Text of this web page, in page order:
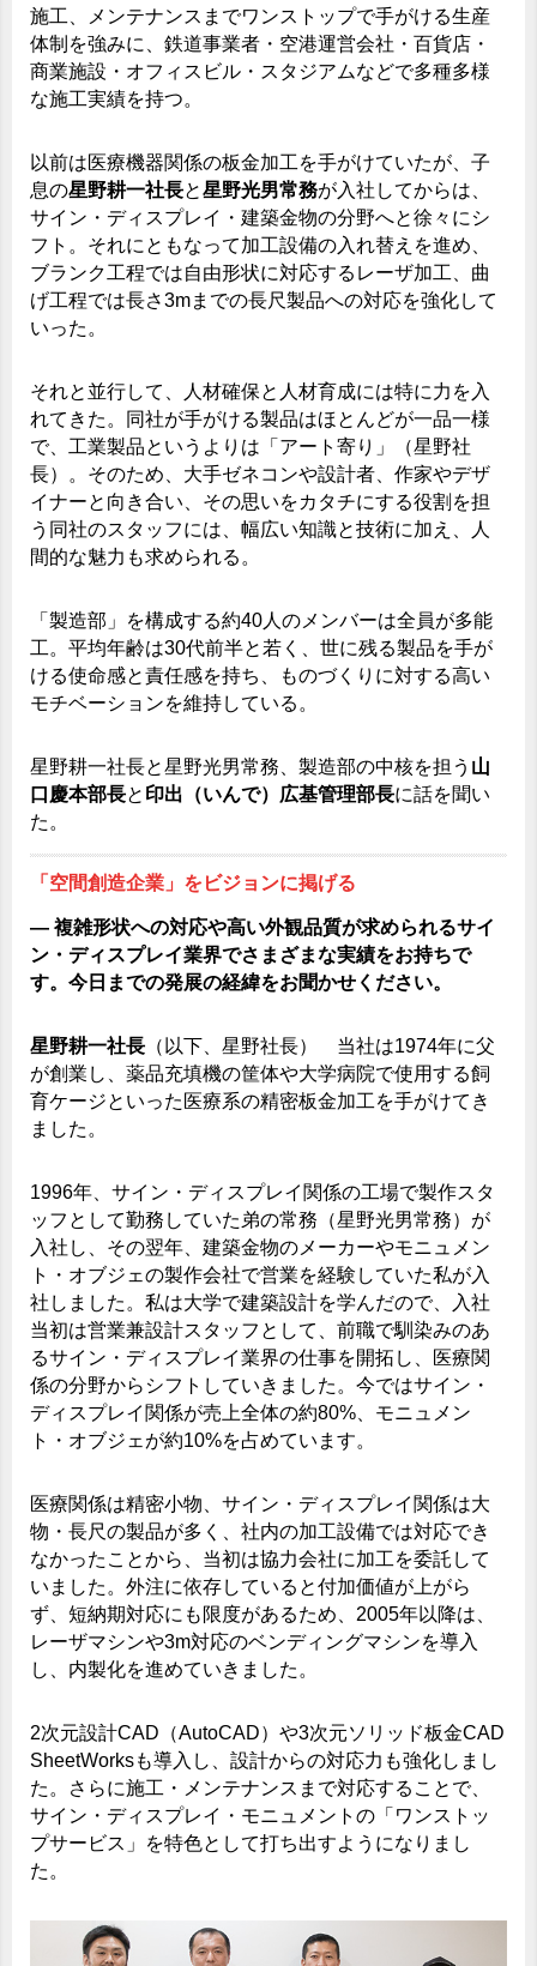
施工、メンテナンスまでワンストップで手がける生産
体制を強みに、鉄道事業者・空港運営会社・百貨店・
商業施設・オフィスビル・スタジアムなどで多種多様
な施工実績を持つ。
以前は医療機器関係の板金加工を手がけていたが、子
息の星野耕一社長と星野光男常務が入社してからは、
サイン・ディスプレイ・建築金物の分野へと徐々にシ
フト。それにともなって加工設備の入れ替えを進め、
ブランク工程では自由形状に対応するレーザ加工、曲
げ工程では長さ3mまでの長尺製品への対応を強化して
いった。
それと並行して、人材確保と人材育成には特に力を入
れてきた。同社が手がける製品はほとんどが一品一様
で、工業製品というよりは「アート寄り」（星野社
長）。そのため、大手ゼネコンや設計者、作家やデザ
イナーと向き合い、その思いをカタチにする役割を担
う同社のスタッフには、幅広い知識と技術に加え、人
間的な魅力も求められる。
「製造部」を構成する約40人のメンバーは全員が多能
工。平均年齢は30代前半と若く、世に残る製品を手が
ける使命感と責任感を持ち、ものづくりに対する高い
モチベーションを維持している。
星野耕一社長と星野光男常務、製造部の中核を担う 山
口慶本部長と 印出（いんで）広基管理部長に話を聞い
た。
「空間創造企業」をビジョンに掲げる
― 複雑形状への対応や高い外観品質が求められるサイ
ン・ディスプレイ業界でさまざまな実績をお持ちで
す。今日までの発展の経緯をお聞かせください。
星野耕一社長 （以下、星野社長） 当社は1974年に父
が創業し、薬品充填機の筐体や大学病院で使用する飼
育ケージといった医療系の精密板金加工を手がけてき
ました。
1996年、サイン・ディスプレイ関係の工場で製作スタ
ッフとして勤務していた弟の常務（星野光男常務）が
入社し、その翌年、建築金物のメーカーやモニュメン
ト・オブジェの製作会社で営業を経験していた私が入
社しました。私は大学で建築設計を学んだので、入社
当初は営業兼設計スタッフとして、前職で馴染みのあ
るサイン・ディスプレイ業界の仕事を開拓し、医療関
係の分野からシフトしていきました。今ではサイン・
ディスプレイ関係が売上全体の約80%、モニュメン
ト・オブジェが約10%を占めています。
医療関係は精密小物、サイン・ディスプレイ関係は大
物・長尺の製品が多く、社内の加工設備では対応でき
なかったことから、当初は協力会社に加工を委託して
いました。外注に依存していると付加価値が上がら
ず、短納期対応にも限度があるため、2005年以降は、
レーザマシンや3m対応のベンディングマシンを導入
し、内製化を進めていきました。
2次元設計CAD（AutoCAD）や3次元ソリッド板金CAD
SheetWorksも導入し、設計からの対応力も強化しまし
た。さらに施工・メンテナンスまで対応することで、
サイン・ディスプレイ・モニュメントの「ワンストッ
プサービス」を特色として打ち出すようになりまし
た。